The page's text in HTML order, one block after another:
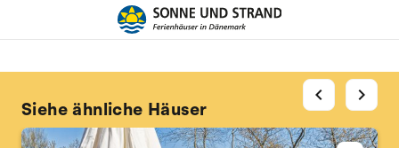
Siehe ähnliche Häuser
chevron_left chevron_right